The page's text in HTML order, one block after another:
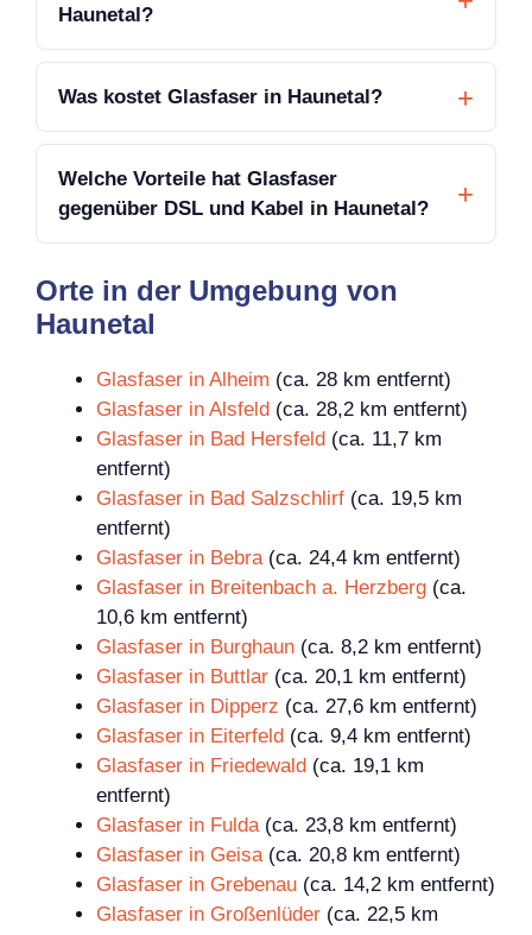
Haunetal?
Was kostet Glasfaser in Haunetal?
Welche Vorteile hat Glasfaser
gegenüber DSL und Kabel in Haunetal?
Orte in der Umgebung von
Haunetal
Glasfaser in Alheim (ca. 28 km entfernt)
Glasfaser in Alsfeld (ca. 28,2 km entfernt)
Glasfaser in Bad Hersfeld (ca. 11,7 km
entfernt)
Glasfaser in Bad Salzschlirf (ca. 19,5 km
entfernt)
Glasfaser in Bebra (ca. 24,4 km entfernt)
Glasfaser in Breitenbach a. Herzberg (ca.
10,6 km entfernt)
Glasfaser in Burghaun (ca. 8,2 km entfernt)
Glasfaser in Buttlar (ca. 20,1 km entfernt)
Glasfaser in Dipperz (ca. 27,6 km entfernt)
Glasfaser in Eiterfeld (ca. 9,4 km entfernt)
Glasfaser in Friedewald (ca. 19,1 km
entfernt)
Glasfaser in Fulda (ca. 23,8 km entfernt)
Glasfaser in Geisa (ca. 20,8 km entfernt)
Glasfaser in Grebenau (ca. 14,2 km entfernt)
Glasfaser in Großenlüder (ca. 22,5 km